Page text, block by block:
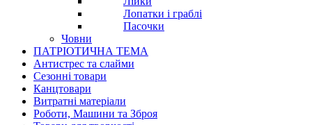
Лопатки і граблі
Пасочки
Човни
ПАТРІОТИЧНА ТЕМА
Антистрес та слайми
Сезонні товари
Канцтовари
Витратні матеріали
Роботи, Машини та Зброя